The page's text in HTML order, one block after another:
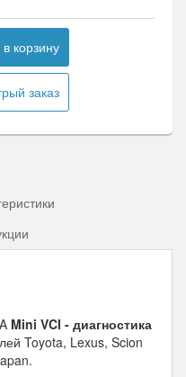
корзину
заказ
Mini VCI - диагностика
Toyota, Lexus, Scion